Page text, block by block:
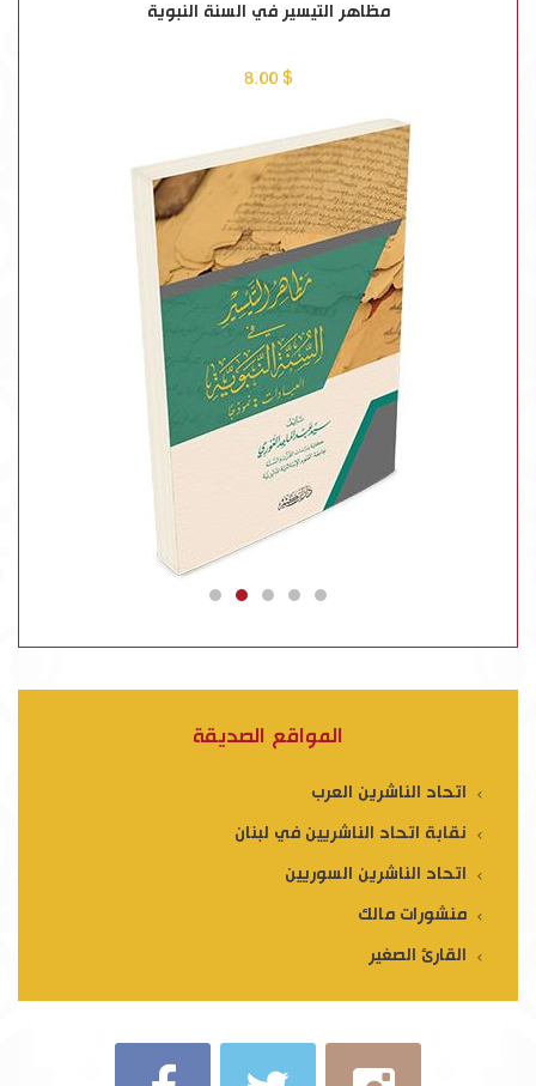
مظاهر التيسير في السنة النبوية
$ 8.00
المواقع الصديقة
اتحاد الناشرين العرب
نقابة اتحاد الناشريين في لبنان
اتحاد الناشرين السوريين
منشورات مالك
القارئ الصغير